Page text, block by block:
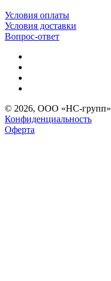
Условия оплаты
Условия доставки
Вопрос-ответ
© 2026, ООО «НС-групп»
Конфиденциальность
Оферта